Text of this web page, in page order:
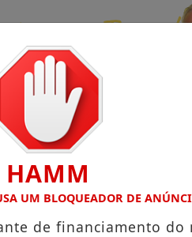
HAMM
UM BLOQUEADOR DE
de financiamento do